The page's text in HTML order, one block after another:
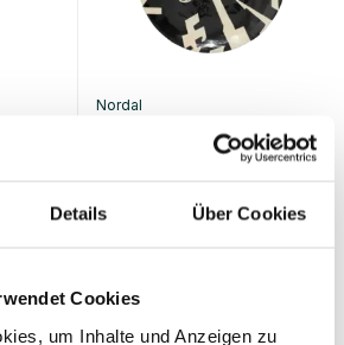
Details Über Cookies
Cookies
um Inhalte und Anzeigen zu
Nordal
Lipsi Dekoteller L